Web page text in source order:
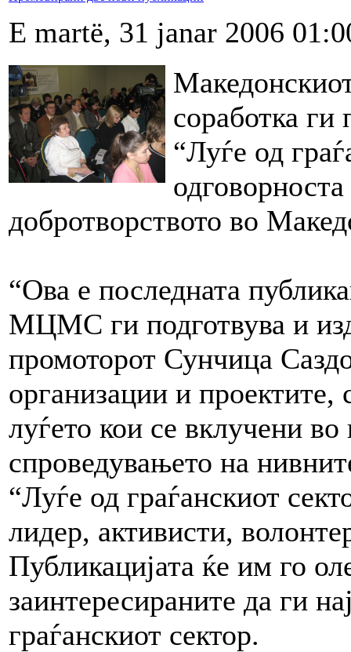
E martë, 31 janar 2006
соработка
“Луѓе од
добротворството во
“Ова е последната
МЦМС ги подготвува и
промоторот Сунчица
организации и
луѓето кои се вклучени
спроведувањето на
“Луѓе од граѓанскиот
лидер, активисти,
Публикацијата ќе им го
заинтересираните да ги
граѓанскиот сектор.